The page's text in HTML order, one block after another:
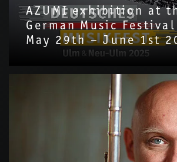
AZUMI exhibition at
German Music
May 29th – June 1st